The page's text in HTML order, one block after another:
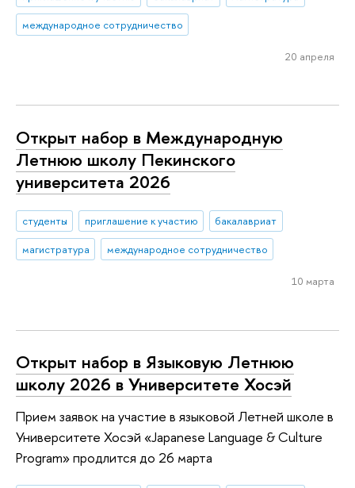
международное сотрудничество
20 апреля
Открыт набор в Международную
Летнюю школу Пекинского
университета 2026
студенты приглашение к участию
бакалавриат
магистратура
международное сотрудничество
10 марта
Открыт набор в Языковую Летнюю
школу 2026 в Университете Хосэй
Прием заявок на участие в языковой Летней школе в
Университете Хосэй «Japanese Language & Culture
Program» продлится до 26 марта